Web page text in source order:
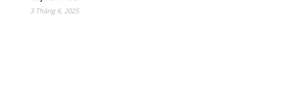
3 Tháng 6, 2025